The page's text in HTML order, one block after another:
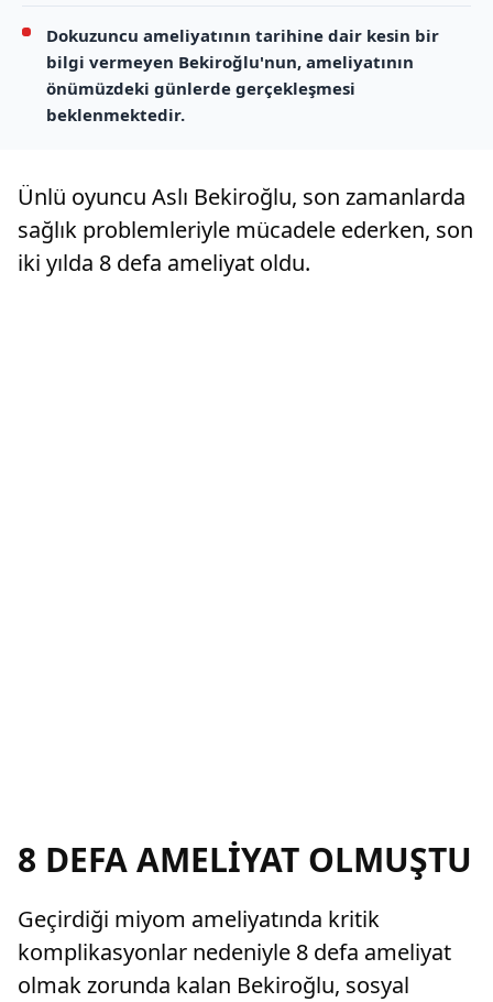
Dokuzuncu ameliyatının tarihine dair kesin bir
bilgi vermeyen Bekiroğlu'nun, ameliyatının
önümüzdeki günlerde gerçekleşmesi
beklenmektedir.
Ünlü oyuncu Aslı Bekiroğlu, son zamanlarda
sağlık problemleriyle mücadele ederken, son
iki yılda 8 defa ameliyat oldu.
8 DEFA AMELİYAT OLMUŞTU
Geçirdiği miyom ameliyatında kritik
komplikasyonlar nedeniyle 8 defa ameliyat
olmak zorunda kalan Bekiroğlu, sosyal